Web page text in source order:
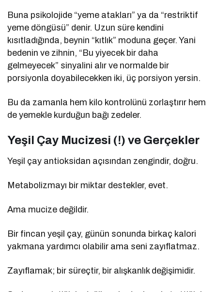
Buna psikolojide “yeme atakları” ya da “restriktif
yeme döngüsü” denir. Uzun süre kendini
kısıtladığında, beynin “kıtlık” moduna geçer. Yani
bedenin ve zihnin, “Bu yiyecek bir daha
gelmeyecek” sinyalini alır ve normalde bir
porsiyonla doyabilecekken iki, üç porsiyon yersin.
Bu da zamanla hem kilo kontrolünü zorlaştırır hem
de yemekle kurduğun bağı zedeler.
Yeşil Çay Mucizesi (!) ve Gerçekler
Yeşil çay antioksidan açısından zengindir, doğru.
Metabolizmayı bir miktar destekler, evet.
Ama mucize değildir.
Bir fincan yeşil çay, günün sonunda birkaç kalori
yakmana yardımcı olabilir ama seni zayıflatmaz.
Zayıflamak; bir süreçtir, bir alışkanlık değişimidir.